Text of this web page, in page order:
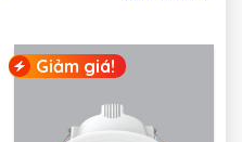
Giảm giá!